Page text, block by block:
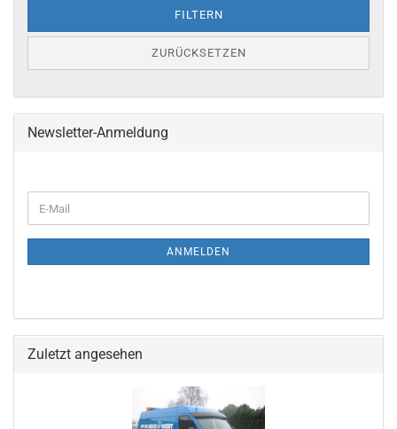
FILTERN
ZURÜCKSETZEN
Newsletter-Anmeldung
ANMELDEN
Zuletzt angesehen